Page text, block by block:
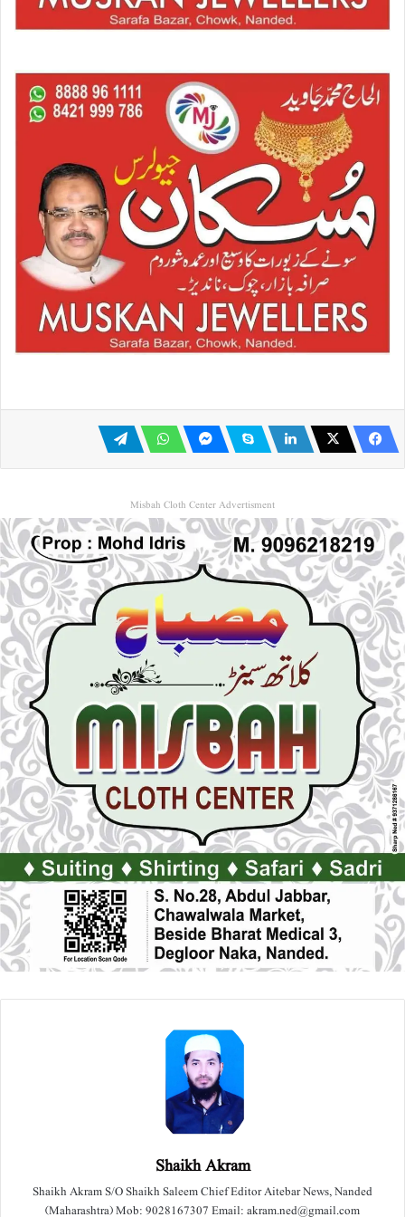
Misbah Cloth Center Advertisment
Shaikh Akram
Shaikh Akram S/O Shaikh Saleem Chief Editor Aitebar News, Nanded
(Maharashtra) Mob: 9028167307 Email: akram.ned@gmail.com